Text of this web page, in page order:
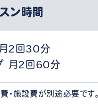
スン時間
2回30分
月2回60分
・施設費が別途必要です。